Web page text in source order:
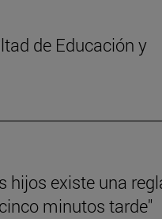
de Educación y
hijos existe una
minutos tarde"